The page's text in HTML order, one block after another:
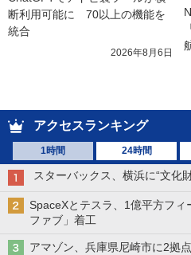
断利用可能に　70以上の機能を
統合
2026年8月6日
アクセスランキング
1時間 24時間
スターバックス、横浜に“文化
SpaceXとテスラ、1億平方フ
ファブ」着工
アマゾン、兵庫県尼崎市に2拠